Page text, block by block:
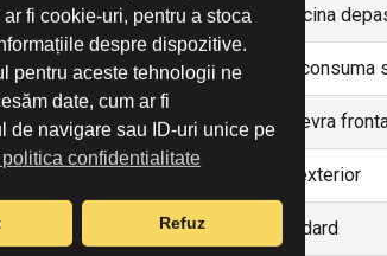
fi cookie-uri, pentru a stoca
despre dispozitive.
pentru aceste tehnologii ne
date, cum ar fi
de navigare sau ID-uri unice pe
confidentialitate
Refuz
panouri Dificil - sarcina
Necesara, consuma
Larg - manevra
adecvate) Interior si exterior
role Paleti standard